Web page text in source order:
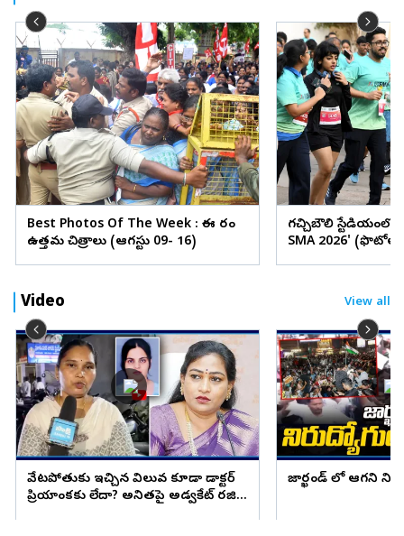
Best Photos Of The Week : ఈ వారం
ఉత్తమ చిత్రాలు (ఆగస్టు 09- 16)
గచ్చిబౌలి స్టేడియంలో
SMA 2026'
Video View all
వేటపోతుకు ఇచ్చిన విలువ కూడా డాక్టర్
ప్రియాంకకు లేదా? అనితపై అడ్వకేట్ రజిని
జార్ఖండ్ లో ఆగని